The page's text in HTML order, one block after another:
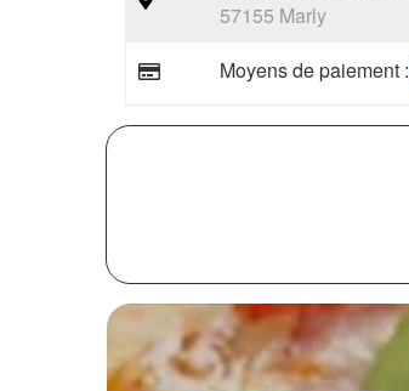
57155 Marly
Moyens de paiement :